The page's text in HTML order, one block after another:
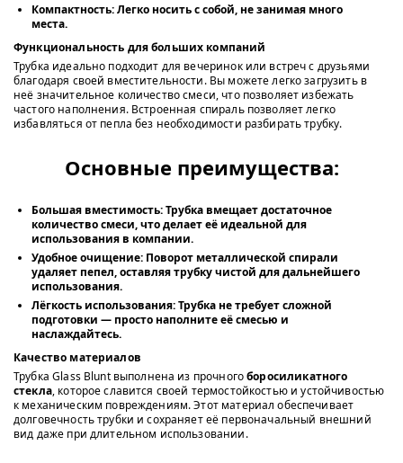
Компактность:Легко носить с собой, не занимая много
места.
Функциональность для больших компаний
Трубка идеально подходит для вечеринок или встреч с друзьями
благодаря своей вместительности. Вы можете легко загрузить в
неё значительное количество смеси, что позволяет избежать
частого наполнения. Встроенная спираль позволяет легко
избавляться от пепла без необходимости разбирать трубку.
Основные преимущества:
Большая вместимость:Трубка вмещает достаточное
количество смеси, что делает её идеальной для
использования в компании.
Удобное очищение: Поворот металлической спирали
удаляет пепел, оставляя трубку чистой для дальнейшего
использования.
Лёгкость использования:Трубка не требует сложной
подготовки — просто наполните её смесью и
наслаждайтесь.
Качество материалов
Трубка Glass Blunt выполнена из прочногоборосиликатного
стекла, которое славится своей термостойкостью и устойчивостью
к механическим повреждениям. Этот материал обеспечивает
долговечность трубки и сохраняет её первоначальный внешний
вид даже при длительном использовании.